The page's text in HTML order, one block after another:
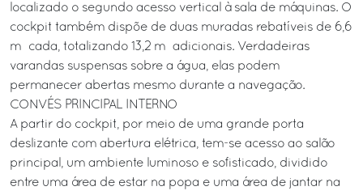
localizado o segundo acesso vertical à sala de máquinas. O
cockpit também dispõe de duas muradas rebatíveis de 6,6
m² cada, totalizando 13,2 m² adicionais. Verdadeiras
varandas suspensas sobre a água, elas podem
permanecer abertas mesmo durante a navegação.
CONVÉS PRINCIPAL INTERNO
A partir do cockpit, por meio de uma grande porta
deslizante com abertura elétrica, tem-se acesso ao salão
principal, um ambiente luminoso e sofisticado, dividido
entre uma área de estar na popa e uma área de jantar na